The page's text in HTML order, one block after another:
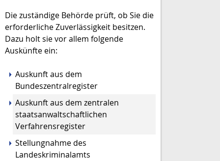
Die zuständige Behörde prüft, ob Sie die
erforderlicheZuverlässigkeit besitzen.
Dazu holt sie vor allem folgende
Auskünfte ein:
Auskunft aus dem
Bundeszentralregister
Auskunft aus dem zentralen
staatsanwaltschaftlichen
Verfahrensregister
Stellungnahme des
Landeskriminalamts